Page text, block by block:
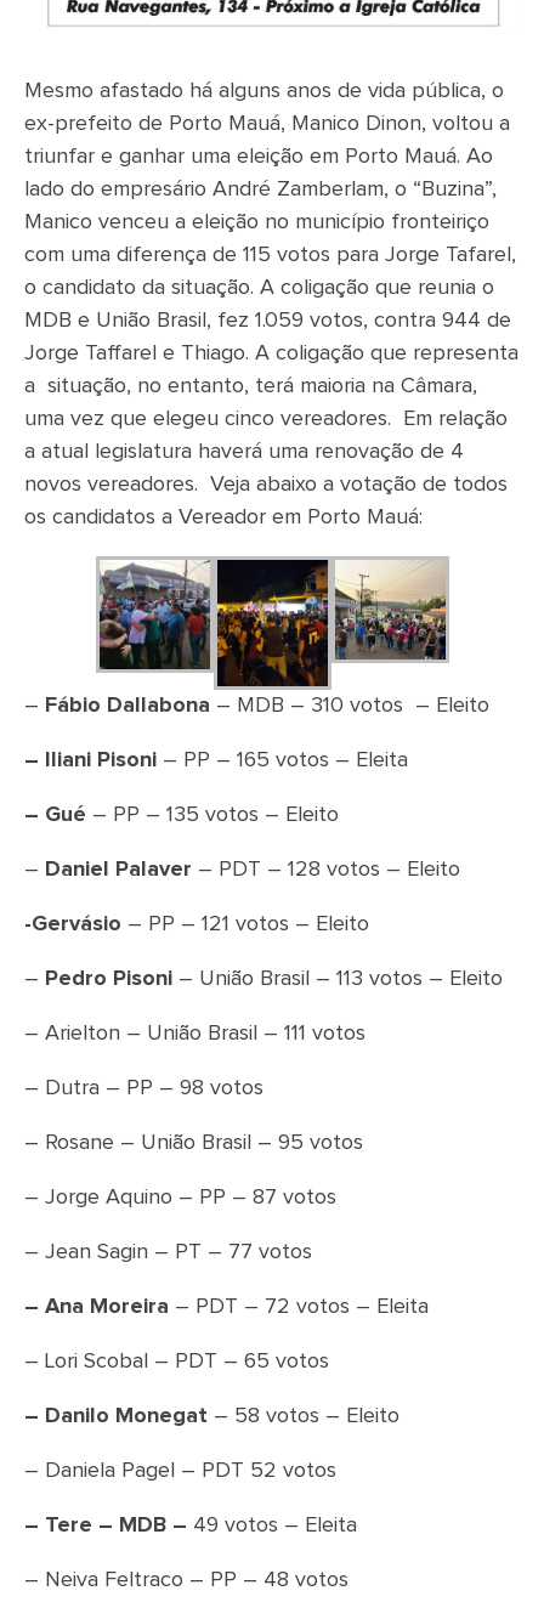
Mesmo afastado há alguns anos de vida pública, o
ex-prefeito de Porto Mauá, Manico Dinon, voltou a
triunfar e ganhar uma eleição em Porto Mauá. Ao
lado do empresário André Zamberlam, o “Buzina”,
Manico venceu a eleição no município fronteiriço
com uma diferença de 115 votos para Jorge Tafarel,
o candidato da situação. A coligação que reunia o
MDB e União Brasil, fez 1.059 votos, contra 944 de
Jorge Taffarel e Thiago. A coligação que representa
a situação, no entanto, terá maioria na Câmara,
uma vez que elegeu cinco vereadores. Em relação
a atual legislatura haverá uma renovação de 4
novos vereadores. Veja abaixo a votação de todos
os candidatos a Vereador em Porto Mauá:
– Fábio Dallabona – MDB – 310 votos – Eleito
– Iliani Pisoni – PP – 165 votos – Eleita
– Gué – PP – 135 votos – Eleito
– Daniel Palaver – PDT – 128 votos – Eleito
-Gervásio – PP – 121 votos – Eleito
– Pedro Pisoni – União Brasil – 113 votos – Eleito
– Arielton – União Brasil – 111 votos
– Dutra – PP – 98 votos
– Rosane – União Brasil – 95 votos
– Jorge Aquino – PP – 87 votos
– Jean Sagin – PT – 77 votos
– Ana Moreira – PDT – 72 votos – Eleita
– Lori Scobal – PDT – 65 votos
– Danilo Monegat – 58 votos – Eleito
– Daniela Pagel – PDT 52 votos
– Tere – MDB – 49 votos – Eleita
– Neiva Feltraco – PP – 48 votos